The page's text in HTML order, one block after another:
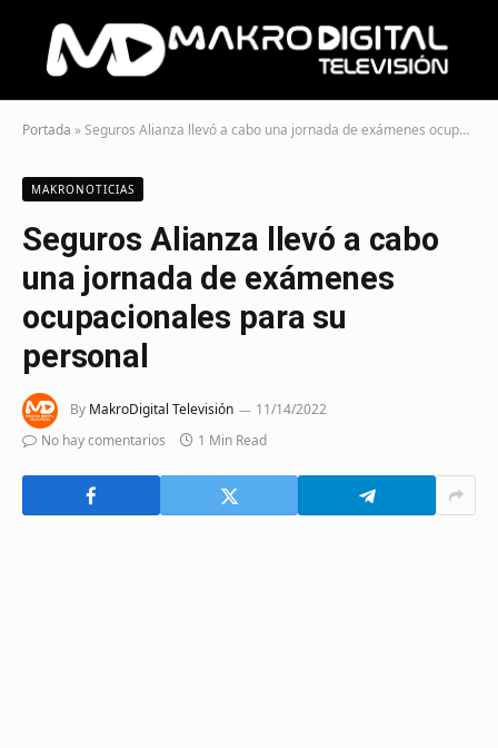
Portada »Seguros Alianza llevó a cabo una jornada de exámenes ocupacionales para su personal
MAKRONOTICIAS
Seguros Alianza llevó a cabo
una jornada de exámenes
ocupacionales para su
personal
By MakroDigital Televisión
11/14/2022
No hay comentarios
1 Min Read